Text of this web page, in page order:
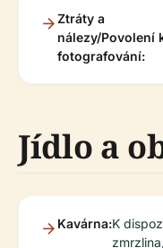
Ztráty a
nálezy/Povolení
fotografování:
Jídlo a
Kavárna:K